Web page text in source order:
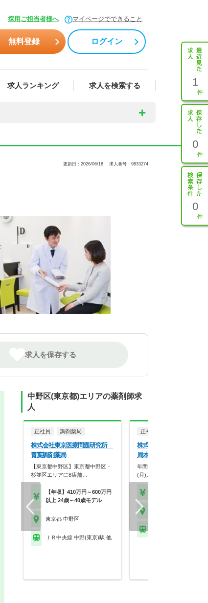
採用ご担当者様へ マイページでできること
無料登録 ログイン
求人ランキング 求人を検索する 1
0
0
更新日：2026/06/18 求人番号：9833274
求人を保存する
中野区(東京都)エリアの薬剤師求
人
正社員 調剤薬局
株式会社東京医療問題研究所
青葉調剤薬局
【東京都中野区】東京都中野区・
杉並区エリアに8店舗…
【年収】410万円～600万円
以上 24歳～40歳モデル
東京都 中野区
ＪＲ中央線 中野(東京)駅 他
正社員
株式会社なごみ薬局 な
局本店
年間休日120日／平均残業5
(月)／18時終業…